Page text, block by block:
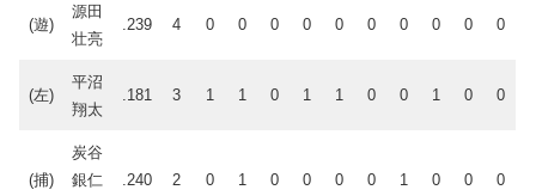
(遊)
源田
壮亮
.239 4 0 0 0 0 0 0 0 0 0 0
(左)
平沼
翔太
.181 3 1 1 0 1 1 0 0 1 0 0
(捕)
炭谷
銀仁
.240 2 0 1 0 0 0 0 1 0 0 0